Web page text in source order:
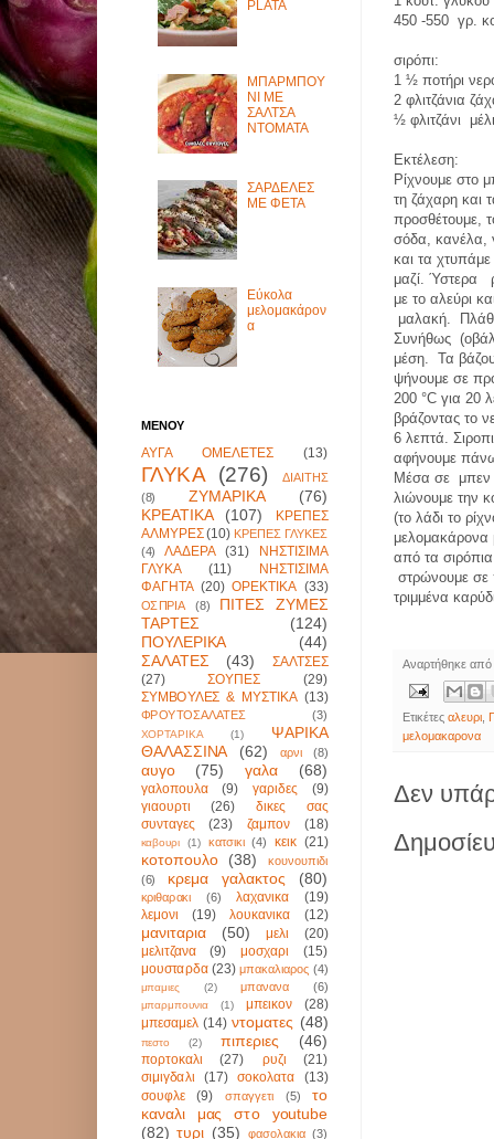
450 -550 γρ.
σιρόπι:
1 ½ ποτήρι
2 φλιτζάνια
½ φλιτζάνι
Εκτέλεση:
Ρίχνουμε στο
τη ζάχαρη και
προσθέτουμε,
σόδα, κανέλα,
και τα
μαζί. Ύστερα
με το αλεύρι
μαλακή.
Συνήθως (οβάλ
μέση. Τα
ψήνουμε σε
200 °C για 20
βράζοντας το
6 λεπτά.
αφήνουμε
Μέσα σε μπεν
λιώνουμε την
(το λάδι το
μελομακάρονα
από τα
στρώνουμε σε
τριμμένα
Αναρτήθηκε
Ετικέτεςαλευρι
μελομακαρονα
Δεν
PLATA
ΜΠΑΡΜΠΟΥ
ΝΙ ΜΕ
ΣΑΛΤΣΑ
ΝΤΟΜΑΤΑ
ΣΑΡΔΕΛΕΣ
ΜΕ ΦΕΤΑ
Εύκολα
μελομακάρον
α
ΜΕΝΟΥ
ΑΥΓΑ ΟΜΕΛΕΤΕΣ (13)
ΓΛΥΚΑ (276)
ΔΙΑΙΤΗΣ
(8)
ΖΥΜΑΡΙΚΑ
(76)
ΚΡΕΑΤΙΚΑ
(107)
ΚΡΕΠΕΣ
ΑΛΜΥΡΕΣ (10) ΚΡΕΠΕΣ ΓΛΥΚΕΣ
(4)
ΛΑΔΕΡΑ (31)
ΝΗΣΤΙΣΙΜΑ
ΓΛΥΚΑ
(11)
ΝΗΣΤΙΣΙΜΑ
ΦΑΓΗΤΑ (20) ΟΡΕΚΤΙΚΑ (33)
ΟΣΠΡΙΑ (8)
ΠΙΤΕΣ ΖΥΜΕΣ
ΤΑΡΤΕΣ
(124)
ΠΟΥΛΕΡΙΚΑ
(44)
ΣΑΛΑΤΕΣ
(43)
ΣΑΛΤΣΕΣ
(27)
ΣΟΥΠΕΣ
(29)
ΣΥΜΒΟΥΛΕΣ & ΜΥΣΤΙΚΑ (13)
ΦΡΟΥΤΟΣΑΛΑΤΕΣ (3)
ΧΟΡΤΑΡΙΚΑ (1)
ΨΑΡΙΚΑ
ΘΑΛΑΣΣΙΝΑ
(62) αρνι (8)
αυγο (75) γαλα (68)
γαλοπουλα (9) γαριδες
(9)
γιαουρτι
(26)
δικες σας
συνταγες
(23) ζαμπον (18)
καβουρι (1) κατσικι (4) κεικ (21)
κοτοπουλο (38)
κουνουπιδι
(6)
κρεμα γαλακτος (80)
κριθαρακι (6) λαχανικα
(19)
λεμονι
(19) λουκανικα (12)
μανιταρια (50) μελι
(20)
μελιτζανα
(9) μοσχαρι
(15)
μουσταρδα (23) μπακαλιαρος (4)
μπαμιες (2) μπανανα (6)
μπαρμπουνια (1) μπεικον
(28)
μπεσαμελ (14) ντοματες (48)
πεστο (2) πιπεριες (46)
πορτοκαλι (27) ρυζι
(21)
σιμιγδαλι
(17) σοκολατα
(13)
σουφλε
(9) σπαγγετι (5)
το
καναλι μας στο youtube
(82) τυρι (35) φασολακια (3)